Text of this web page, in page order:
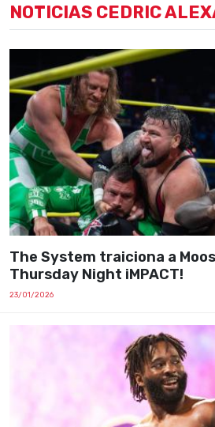
NOTICIAS CEDRIC
The System traiciona a
Thursday Night iMPACT!
23/01/2026